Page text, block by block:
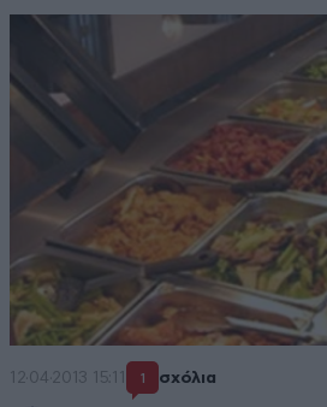
12·04·2013 15:11 1 σχόλια